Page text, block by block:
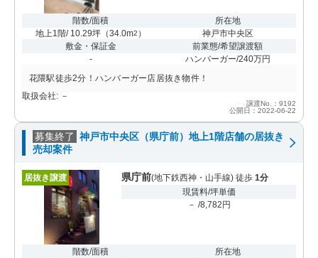
階数/面積
地上1階/ 10.29坪（34.0m2 ）
所在地
神戸市中央区
敷金・保証金
-
前業態/希望譲渡額
ハンバーガー/240万円
花隈駅徒歩2分！ハンバーガー店居抜き物件！
取扱会社: －
譲渡No.：9192
公開日：2022-06-22
募集終了 神戸市中央区（県庁前）地上1階店舗の居抜き
売却案件
居抜き譲渡 県庁前(地下鉄西神・山手線) 徒歩 1分
現賃料/坪単価
－ /8,782円
階数/面積
所在地